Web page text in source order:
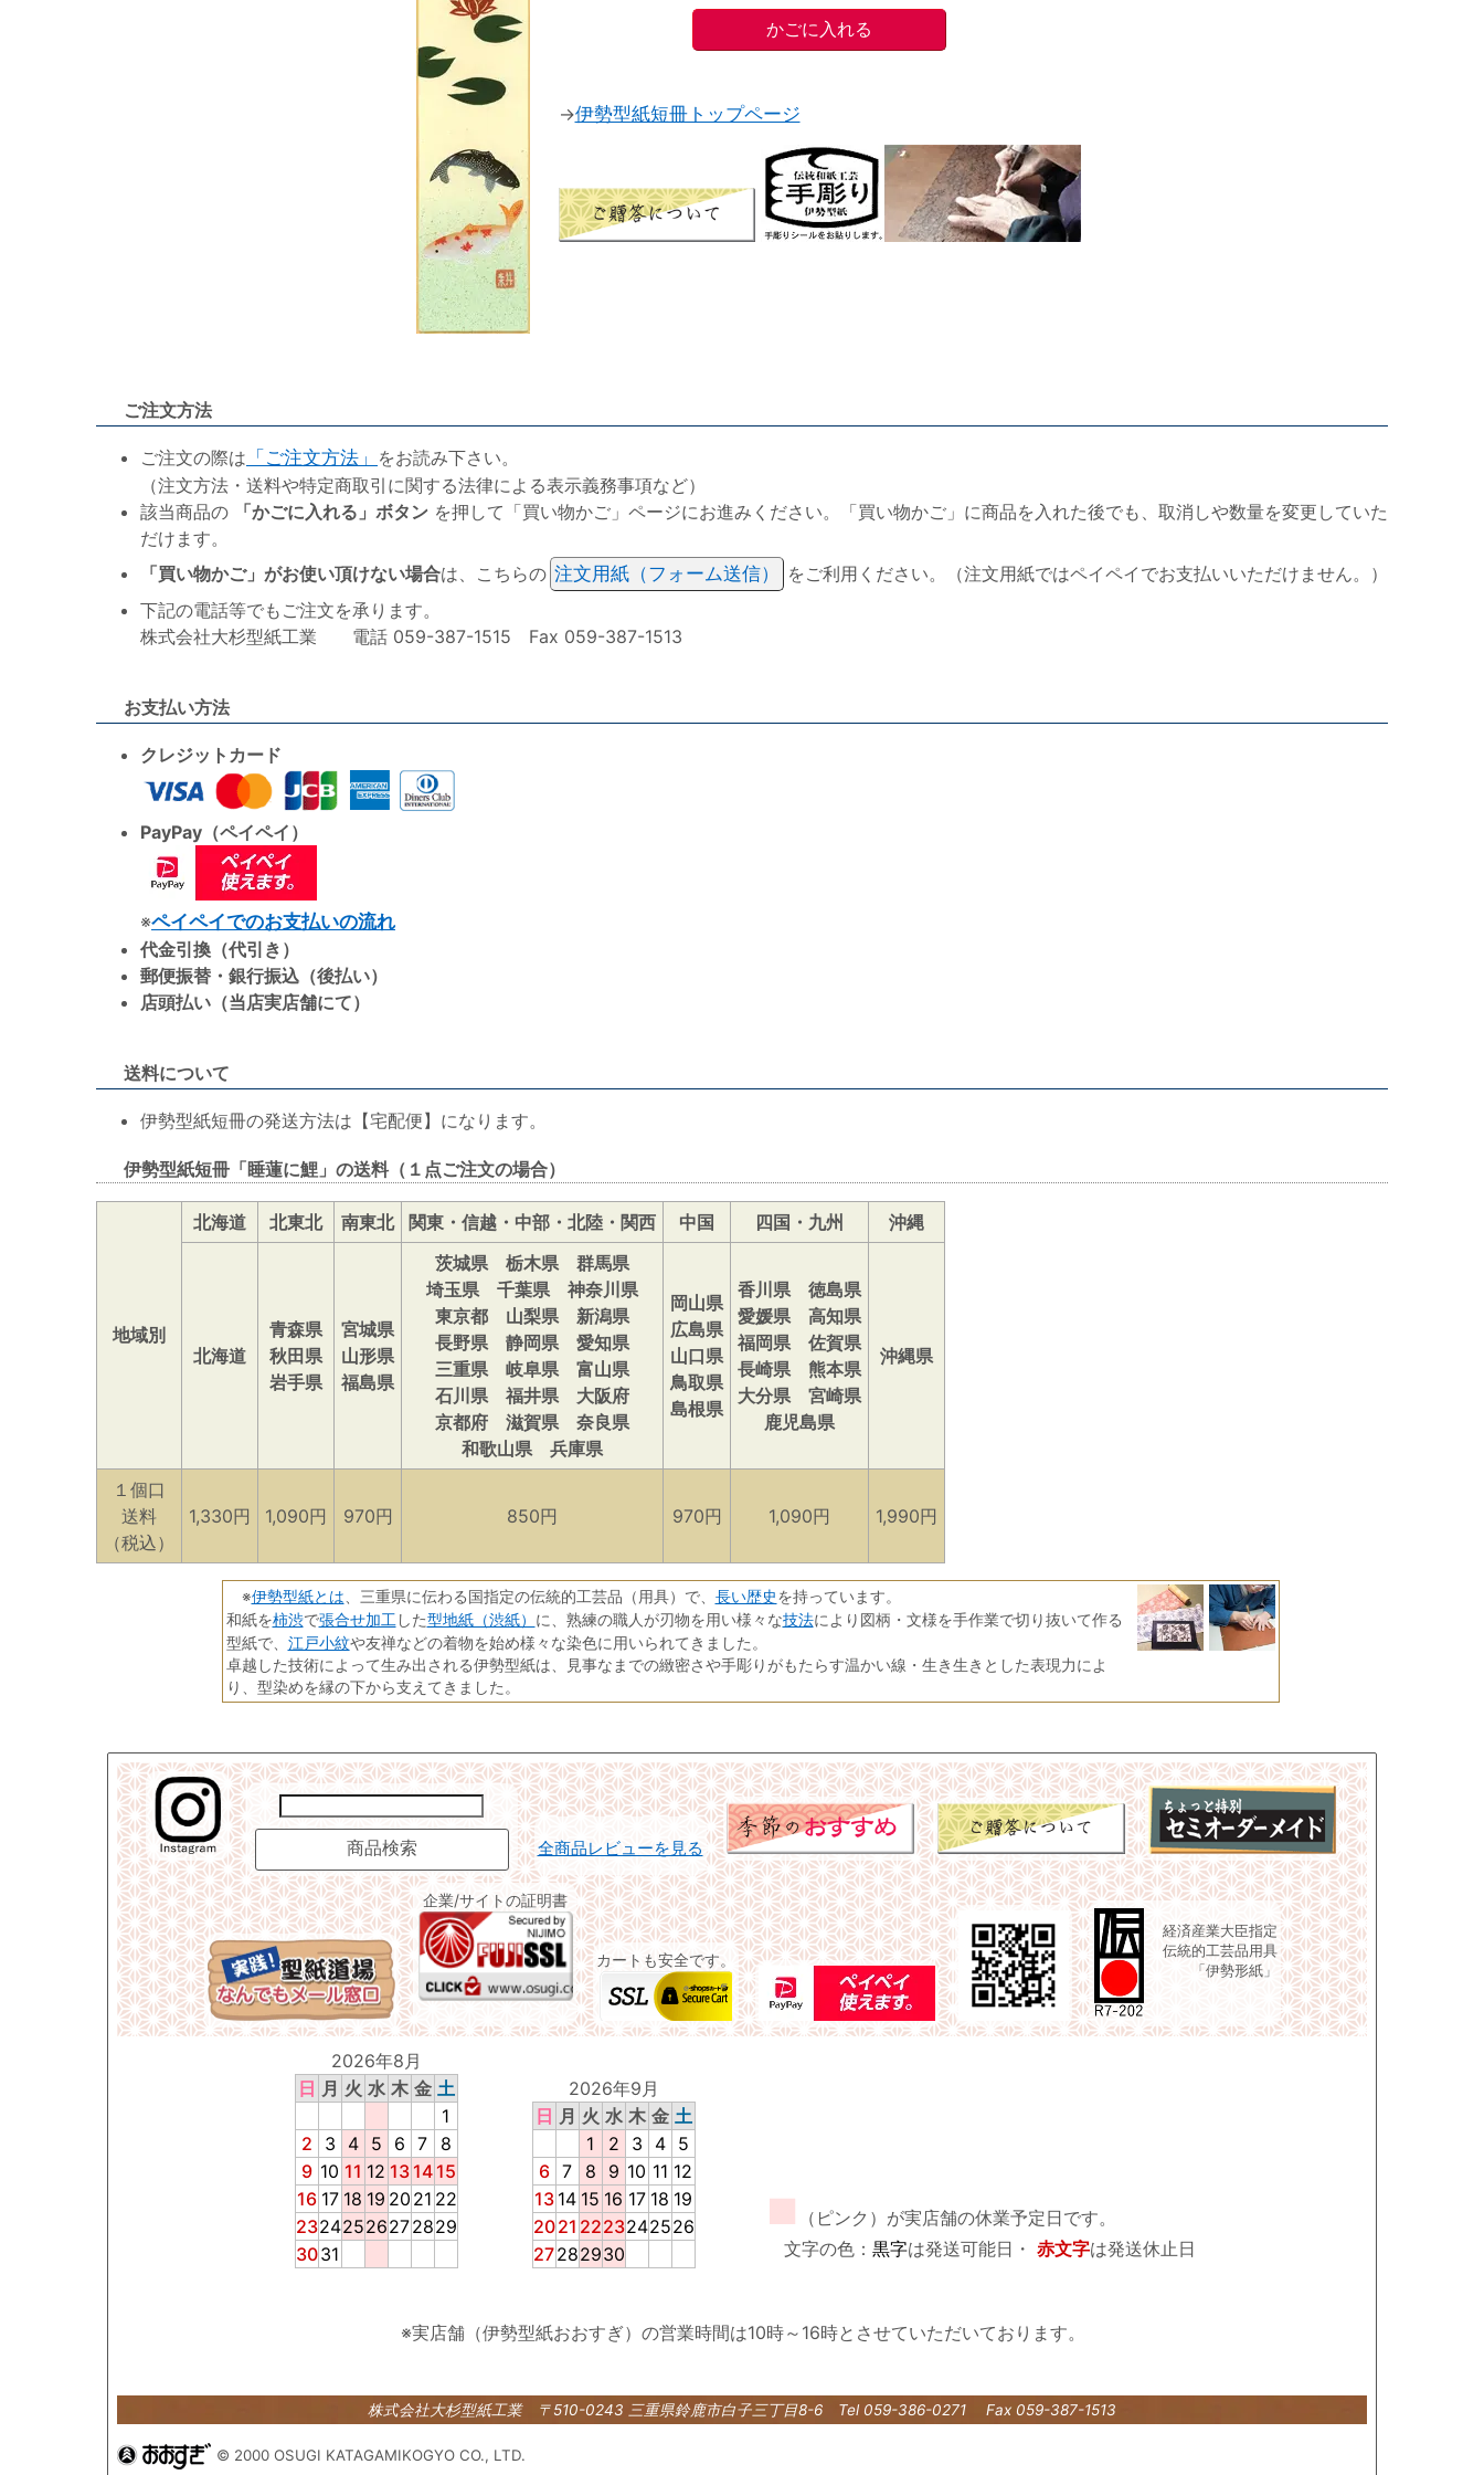
→伊勢型紙短冊トップページ
ご注文方法
ご注文の際は 「ご注文方法」 をお読み下さい。
（注文方法・送料や特定商取引に関する法律による表示義務事項など）
該当商品の
「かごに入れる」ボタン を押して「買い物かご」ページにお進みください。「買い物かご」に商品を入れた後でも、取消しや数量を変更していた
だけます。
「買い物かご」がお使い頂けない場合は、こちらの 注文用紙（フォーム送信）
をご利用ください。（注文用紙ではペイペイでお支払いいただけません。）
下記の電話等でもご注文を承ります。
株式会社大杉型紙工業 電話 059-387-1515 Fax 059-387-1513
お支払い方法
クレジットカード
PayPay（ペイペイ）
※ペイペイでのお支払いの流れ
代金引換（代引き）
郵便振替・銀行振込（後払い）
店頭払い（当店実店舗にて）
送料について
伊勢型紙短冊の発送方法は【宅配便】になります。
伊勢型紙短冊「睡蓮に鯉」の送料（１点ご注文の場合）
地域別
北海道 北東北 南東北 関東・信越・中部・北陸・関西 中国 四国・九州 沖縄
北海道
青森県
秋田県
岩手県
宮城県
山形県
福島県
茨城県 栃木県 群馬県
埼玉県 千葉県 神奈川県
東京都 山梨県 新潟県
長野県 静岡県 愛知県
三重県 岐阜県 富山県
石川県 福井県 大阪府
京都府 滋賀県 奈良県
和歌山県 兵庫県
岡山県
広島県
山口県
鳥取県
島根県
香川県 徳島県
愛媛県 高知県
福岡県 佐賀県
長崎県 熊本県
大分県 宮崎県
鹿児島県
沖縄県
１個口
送料
（税込）
1,330円 1,090円 970円 850円 970円 1,090円 1,990円
※伊勢型紙とは 、三重県に伝わる国指定の伝統的工芸品（用具）で、 長い歴史を持っています。
和紙を柿渋で張合せ加工 した型地紙（渋紙） に、熟練の職人が刃物を用い様々な技法により図柄・文様を手作業で切り抜いて作る
型紙で、 江戸小紋や友禅などの着物を始め様々な染色に用いられてきました。
卓越した技術によって生み出される伊勢型紙は、見事なまでの緻密さや手彫りがもたらす温かい線・生き生きとした表現力によ
り、型染めを縁の下から支えてきました。
全商品レビューを見る
企業/サイトの証明書
カートも安全です。
経済産業大臣指定
伝統的工芸品用具
「伊勢形紙」
2026年8月
日 月 火 水 木 金 土
1
2
3 4 5 6 7
8
9 10 11 12 13 14 15
16 17 18 19 20 21 22
23242526272829
3031
2026年9月
日 月 火 水 木 金 土
1
2 3 4
5
6 7 8 9 10 11 12
13 14 15 16 17 18 19
2021 2223242526
27282930
■
（ピンク）が実店舗の休業予定日です。
文字の色： 黒字は発送可能日・ 赤文字は発送休止日
※実店舗（伊勢型紙おおすぎ）の営業時間は10時～16時とさせていただいております。
株式会社大杉型紙工業 〒510-0243 三重県鈴鹿市白子三丁目8-6 Tel 059-386-0271 Fax 059-387-1513
© 2000 OSUGI KATAGAMIKOGYO CO., LTD.